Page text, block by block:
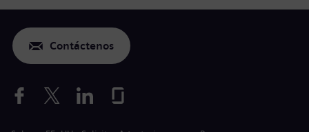
Contáctenos